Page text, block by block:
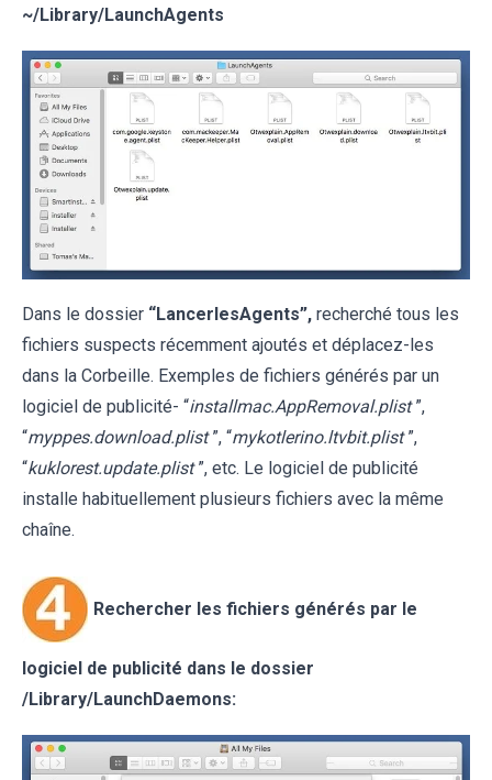
~/Library/LaunchAgents
Dans le dossier “LancerlesAgents”, recherché tous les
fichiers suspects récemment ajoutés et déplacez-les
dans la Corbeille. Exemples de fichiers générés par un
logiciel de publicité- “installmac.AppRemoval.plist ”,
“myppes.download.plist ”, “mykotlerino.ltvbit.plist ”,
“kuklorest.update.plist ”, etc. Le logiciel de publicité
installe habituellement plusieurs fichiers avec la même
chaîne.
Rechercher les fichiers générés par le
logiciel de publicité dans le dossier
/Library/LaunchDaemons: